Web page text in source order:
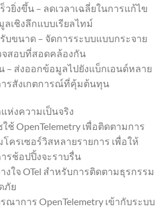
ยิ่งขึ้น – ลดเวลาเฉลี่ยในการแก้ไข
เชิงลึกแบบเรียลไทม์
บขนาด – จัดการระบบแบบกระจาย
สอบที่สอดคล้องกัน
ส่งออกข้อมูลไปยังแบ็กเอนด์หลาย
รสังเกตการณ์ที่คุ้มต้นทุน
ห่งความเป็นจริง
OpenTelemetry เพื่อติดตามการ
ครเซอร์วิสหลายรายการ เพื่อให้
รช้อปปิ้งจะราบรื่น
งใจ OTel สำหรับการติดตามธุรกรรม
ภัย
าการ OpenTelemetry เข้ากับระบบ